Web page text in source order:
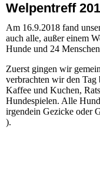
Welpentreff
Am 16.9.2018 fand
auch alle, außer einem
Hunde und 24
Zuerst gingen wir
verbrachten wir den
Kaffee und Kuchen,
Hundespielen. Alle
irgendein Gezicke oder
).